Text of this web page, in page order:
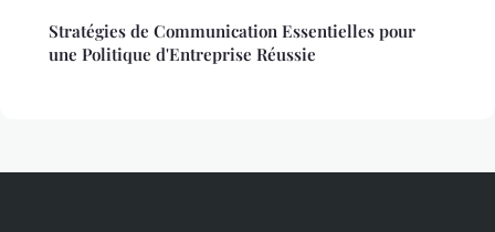
Stratégies de Communication Essentielles pour
une Politique d'Entreprise Réussie